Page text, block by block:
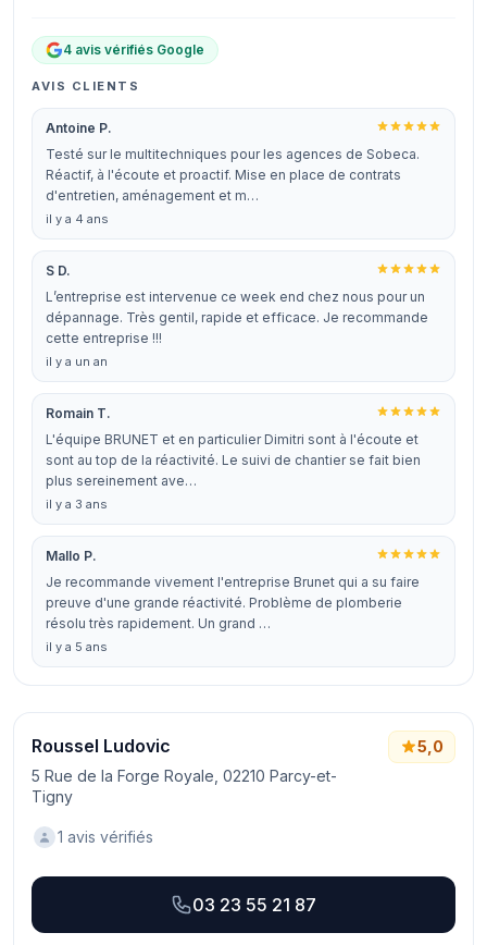
4 avis vérifiés Google
AVIS CLIENTS
Antoine P.
Testé sur le multitechniques pour les agences de Sobeca.
Réactif, à l'écoute et proactif. Mise en place de contrats
d'entretien, aménagement et m…
il y a 4 ans
S D.
L’entreprise est intervenue ce week end chez nous pour un
dépannage. Très gentil, rapide et efficace. Je recommande
cette entreprise !!!
il y a un an
Romain T.
L'équipe BRUNET et en particulier Dimitri sont à l'écoute et
sont au top de la réactivité. Le suivi de chantier se fait bien
plus sereinement ave…
il y a 3 ans
Mallo P.
Je recommande vivement l'entreprise Brunet qui a su faire
preuve d'une grande réactivité. Problème de plomberie
résolu très rapidement. Un grand …
il y a 5 ans
Roussel Ludovic
5 Rue de la Forge Royale, 02210 Parcy-et-
Tigny
5,0
1 avis vérifiés
03 23 55 21 87